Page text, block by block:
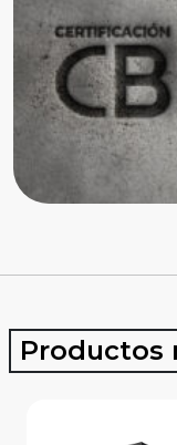
Productos